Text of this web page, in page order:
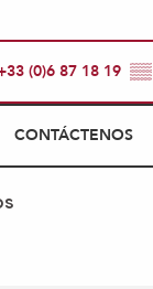
(0)6 87 18 19 ▒▒
CONTÁCTENOS